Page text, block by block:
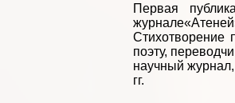
Первая
Стихотворение
поэту,
научный
гг.